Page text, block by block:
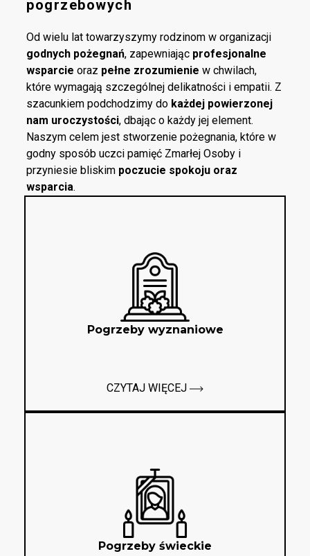
pogrzebowych
Od wielu lat towarzyszymy rodzinom w organizacji
godnych pożegnań, zapewniając profesjonalne
wsparcie oraz pełne zrozumienie w chwilach,
które wymagają szczególnej delikatności i empatii. Z
szacunkiem podchodzimy do każdej powierzonej
nam uroczystości, dbając o każdy jej element.
Naszym celem jest stworzenie pożegnania, które w
godny sposób uczci pamięć Zmarłej Osoby i
przyniesie bliskim poczucie spokoju oraz
wsparcia.
Pogrzeby wyznaniowe
CZYTAJ WIĘCEJ
Pogrzeby świeckie